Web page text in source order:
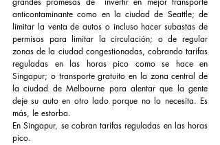
anticontaminante como en la ciudad de Seattle; de
limitar la venta de autos o incluso hacer subastas de
permisos para limitar la circulación; o de regular
zonas de la ciudad congestionadas, cobrando tarifas
reguladas en las horas pico como se hace en
Singapur; o transporte gratuito en la zona central de
la ciudad de Melbourne para alentar que la gente
deje su auto en otro lado porque no lo necesita. Es
más, le estorba.
En Singapur, se cobran tarifas reguladas en las horas
pico.